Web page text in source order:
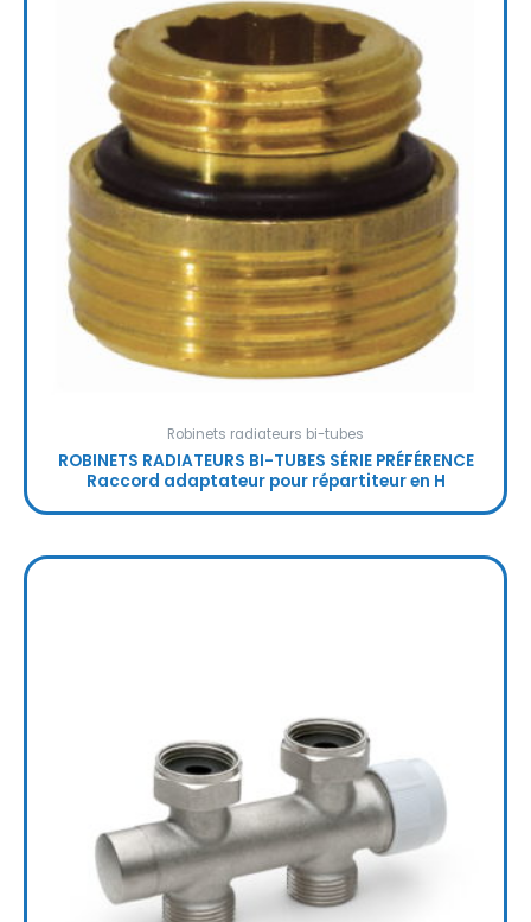
Robinets radiateurs bi-tubes
ROBINETS RADIATEURS BI-TUBES SÉRIE PRÉFÉRENCE
Raccord adaptateur pour répartiteur en H